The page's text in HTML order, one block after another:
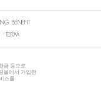
BENEFIT
TERM
금 등으로
몰에서 가입한
스를